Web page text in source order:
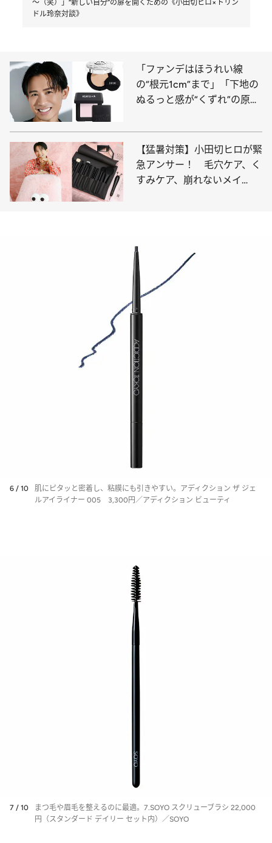
～（笑）」“新しい自分”の扉を開くための《小田切ヒロ×トリン
ドル玲奈対談》
「ファンデはほうれい線
の“根元1cm”まで」「下地の
ぬるっと感が“くずれ”の原
回答！【小田切ヒロ】
【猛暑対策】小田切ヒロが緊
急アンサー！ 毛穴ケア、く
すみケア、崩れないメイ
6 / 10
肌にピタッと密着し、粘膜にも引きやすい。アディクション ザ ジェ
ルアイライナー 005 3,300円／アディクション ビューティ
7 / 10
まつ毛や眉毛を整えるのに最適。7.SOYO スクリューブラシ 22,000
円（スタンダード デイリー セット内）／SOYO